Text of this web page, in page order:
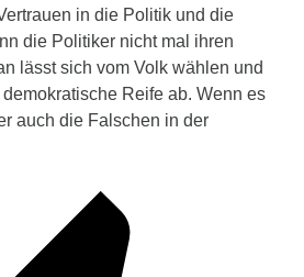
in die Politik und die
die Politiker nicht mal ihren
lässt sich vom Volk wählen und
Reife ab. Wenn es
auch die Falschen in der